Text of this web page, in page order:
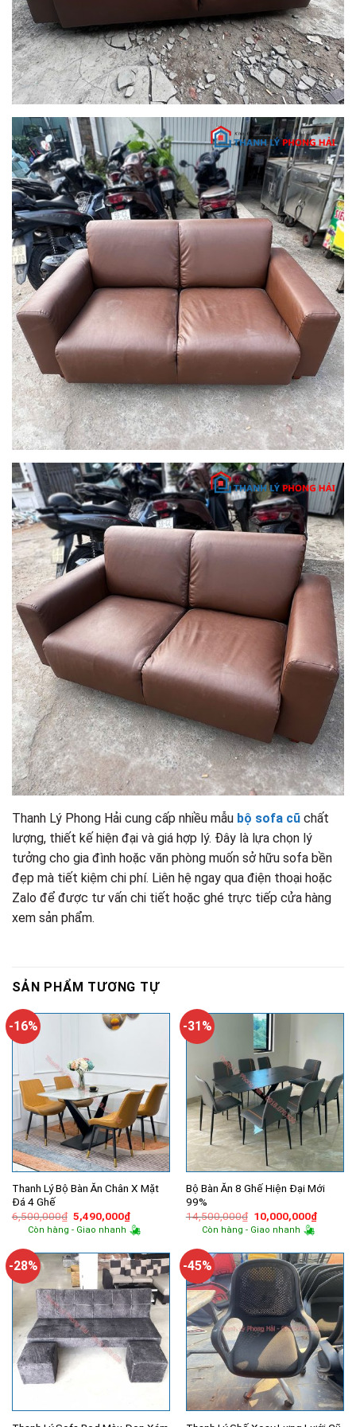
Thanh Lý Phong Hải cung cấp nhiều mẫu bộ sofa cũ chất
lượng, thiết kế hiện đại và giá hợp lý. Đây là lựa chọn lý
tưởng cho gia đình hoặc văn phòng muốn sở hữu sofa bền
đẹp mà tiết kiệm chi phí. Liên hệ ngay qua điện thoại hoặc
Zalo để được tư vấn chi tiết hoặc ghé trực tiếp cửa hàng
xem sản phẩm.
SẢN PHẨM TƯƠNG TỰ
-16%
Thanh Lý Bộ Bàn Ăn Chân X Mặt
Đá 4 Ghế
6,500,000₫ Giá
gốc
là:
5,490,000₫Giá
hiện
tại
5,490,000₫.
Còn hàng - Giao nhanh
-31%
Bộ Bàn Ăn 8 Ghế Hiện Đại Mới
99%
14,500,000₫ Giá
gốc
là:
10,000,000₫Giá
hiện
Còn hàng - Giao nhanh
-28% -45%